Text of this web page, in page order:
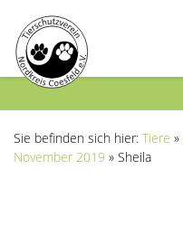
Sie befinden sich hier: Tiere »
November 2019 » Sheila